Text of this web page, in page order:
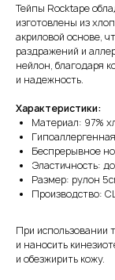
Тейпы Rocktape
изготовлены из
акриловой основе,
раздражений и
нейлон, благодаря
и надежность.
Характеристики:
Материал: 97%
Беспрерывное
Эластичность:
Размер: рулон
Производство:
При использовании
и наносить
и обезжирить кожу.